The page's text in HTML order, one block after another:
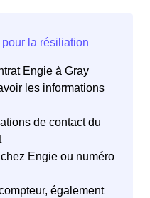
Engie à Gray
les informations
de contact du
Engie ou numéro
également